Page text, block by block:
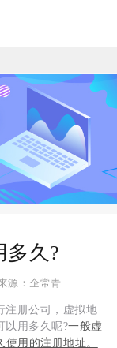
多久?
源：企常青
册公司，虚拟地
以用多久呢?一般虚
用的注册地址。